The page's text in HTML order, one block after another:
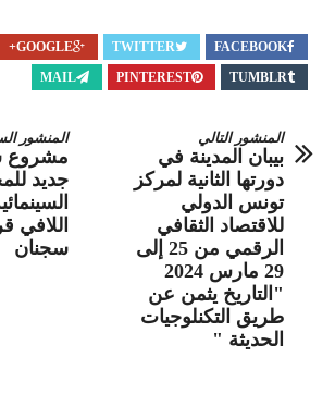
FACEBOOK
TWITTER
GOOGLE+
TUMBLR
PINTEREST
MAIL
المنشور
مشروع
جديد
اللافي
سجنان
المنشور التالي
بيبان المدينة في
دورتها الثانية لمركز
تونس الدولي
للاقتصاد الثقافي
الرقمي من 25 إلى
29 مارس 2024
"التاريخ يثمن عن
طريق التكنلوجيات
الحديثة "